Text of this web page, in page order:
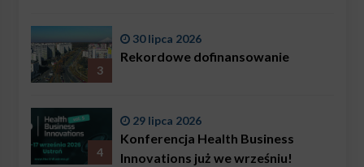
problemem są nie tylko choroby
3
30 lipca 2026
Rekordowe dofinansowanie
4
29 lipca 2026
Konferencja Health Business
Innovations już we wrześniu!